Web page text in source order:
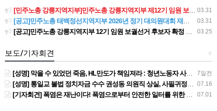
03.31
[민주노총 강릉지역지부]민주노총 강릉지역지부 제12기 임원 보궐선거결과 공고
03.31
[공고]민주노총 태백정선지역지부 2026년 정기 대의원대회 재소집 건
03.25
[공고]민주노총 강릉지역지부 12기 임원 보궐선거 후보자 확정 공고
+
보도/기자회견
7일전
[성명] 막을 수 있었던 죽음, HL만도가 책임져라 : 청년노동자 사망사고의 철저한 진상규명과 재발방지 대책 마련하라
07.16
[성명] 통일교 불법 정치자금 수수 권성동 의원직 상실, 사필귀정이다
07.01
[기자회견] 폭염은 재난이다! 폭염으로부터 안전한 일터를 위한 민주노총 강원지역본부 폭염감시단 선포 기자회견